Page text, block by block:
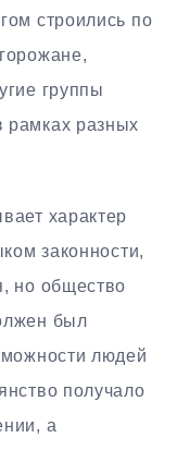
строились по
группы
рамках разных
характер
законности,
но общество
был
людей
получало
а